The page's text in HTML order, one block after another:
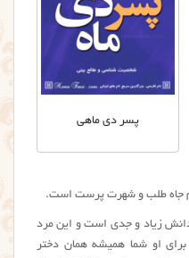
پسر دی ماهی
جاه طلب و شهرت پرست است.
زیاد و جدی است و این مرد
او شما همیشه همان دختر